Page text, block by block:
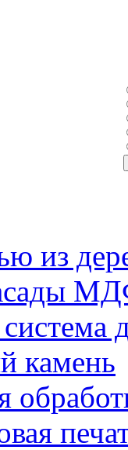
из
камень